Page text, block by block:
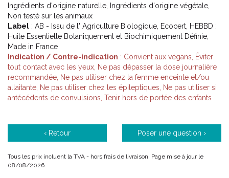
Ingrédients d'origine naturelle, Ingrédients d'origine végétale,
Non testé sur les animaux
Label : AB - Issu de l' Agriculture Biologique, Ecocert, HEBBD :
Huile Essentielle Botaniquement et Biochimiquement Définie,
Made in France
Indication / Contre-indication : Convient aux végans, Éviter
tout contact avec les yeux, Ne pas dépasser la dose journalière
recommandée, Ne pas utiliser chez la femme enceinte et/ou
allaitante, Ne pas utiliser chez les épileptiques, Ne pas utiliser si
antécédents de convulsions, Tenir hors de portée des enfants
‹ Retour Poser une question ›
Tous les prix incluent la TVA - hors frais de livraison. Page mise à jour le
08/08/2026.